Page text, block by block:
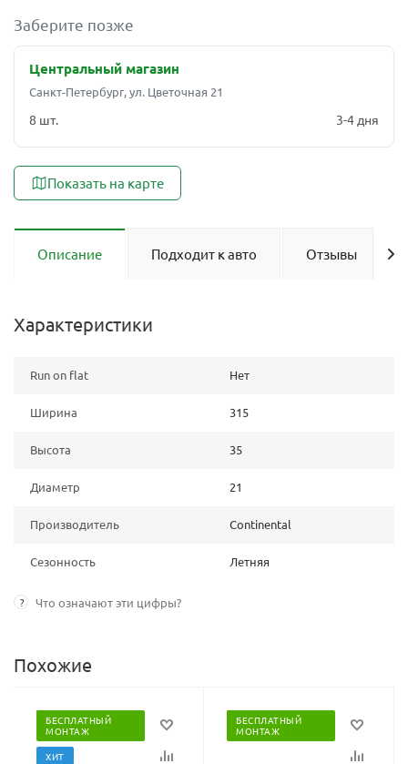
Заберите позже
Центральный магазин
Санкт-Петербург, ул. Цветочная 21
8 шт. 3-4 дня
Показать на карте
Описание Подходит к авто Отзывы
Характеристики
Run on flat Нет
Ширина 315
Высота 35
Диаметр 21
Производитель Continental
Сезонность Летняя
? Что означают эти цифры?
Похожие
БЕСПЛАТНЫЙ
МОНТАЖ
ХИТ
БЕСПЛАТНЫЙ
МОНТАЖ